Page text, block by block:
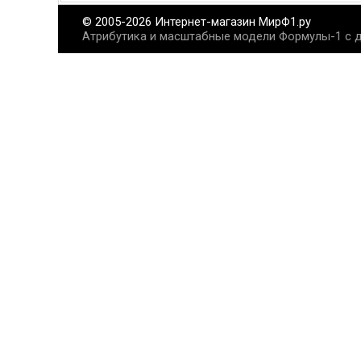
© 2005-2026 Интернет-магазин МирФ1.ру
Атрибутика и масштабные модели Формулы-1 с